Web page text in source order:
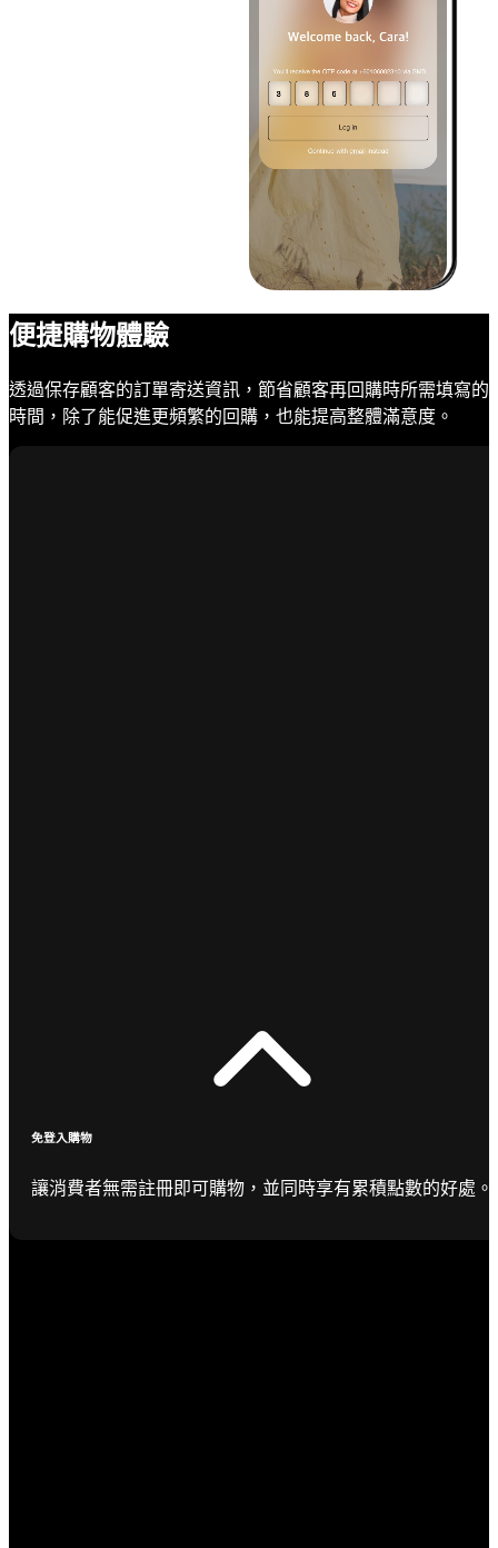
便捷購物體驗
透過保存顧客的訂單寄送資訊，節省顧客再回購時所需填寫的
時間，除了能促進更頻繁的回購，也能提高整體滿意度。
免登入購物
讓消費者無需註冊即可購物，並同時享有累積點數的好處。